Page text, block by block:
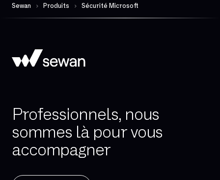
Sewan Produits Sécurité Microsoft
Professionnels, nous
sommes là pour vous
accompagner